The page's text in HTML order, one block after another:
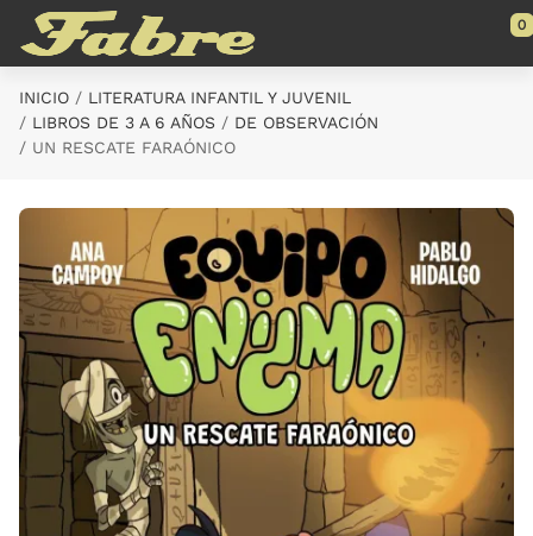
Saltar al contenido principal
0
INICIO
LITERATURA INFANTIL Y JUVENIL
LIBROS DE 3 A 6 AÑOS
DE OBSERVACIÓN
UN RESCATE FARAÓNICO